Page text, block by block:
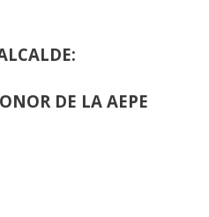
DE LA AEPE